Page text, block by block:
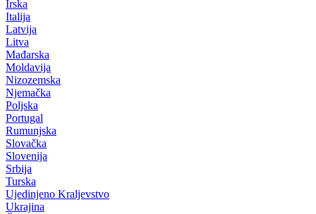
Irska
Italija
Latvija
Litva
Mađarska
Moldavija
Nizozemska
Njemačka
Poljska
Portugal
Rumunjska
Slovačka
Slovenija
Srbija
Turska
Ujedinjeno Kraljevstvo
Ukrajina